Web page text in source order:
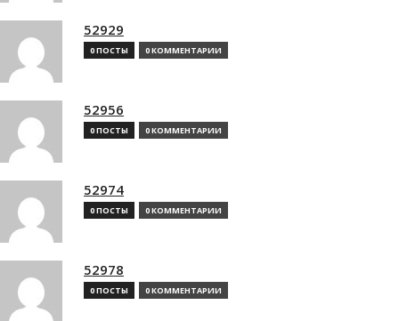
52929
0 ПОСТЫ 0 КОММЕНТАРИИ
52956
0 ПОСТЫ 0 КОММЕНТАРИИ
52974
0 ПОСТЫ 0 КОММЕНТАРИИ
52978
0 ПОСТЫ 0 КОММЕНТАРИИ